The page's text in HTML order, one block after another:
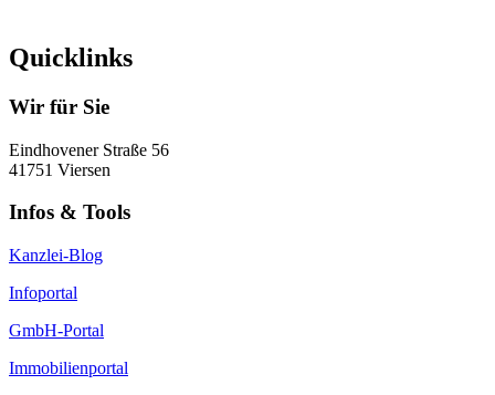
Quicklinks
Wir für Sie
Eindhovener Straße 56
41751 Viersen
Infos & Tools
Kanzlei-Blog
Infoportal
GmbH-Portal
Immobilienportal